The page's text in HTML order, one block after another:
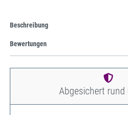
Beschreibung
Bewertungen
Abgesichert rund